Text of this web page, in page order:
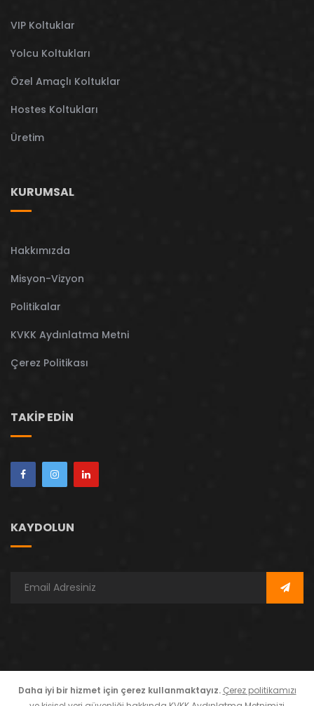
VIP Koltuklar
Yolcu Koltukları
Özel Amaçlı Koltuklar
Hostes Koltukları
Üretim
KURUMSAL
Hakkımızda
Misyon-Vizyon
Politikalar
KVKK Aydınlatma Metni
Çerez Politikası
TAKIP EDIN
KAYDOLUN
Daha iyi bir hizmet için çerez kullanmaktayız. Çerez politikamızı